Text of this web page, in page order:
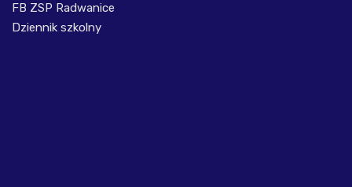
FB ZSP Radwanice
Dziennik szkolny